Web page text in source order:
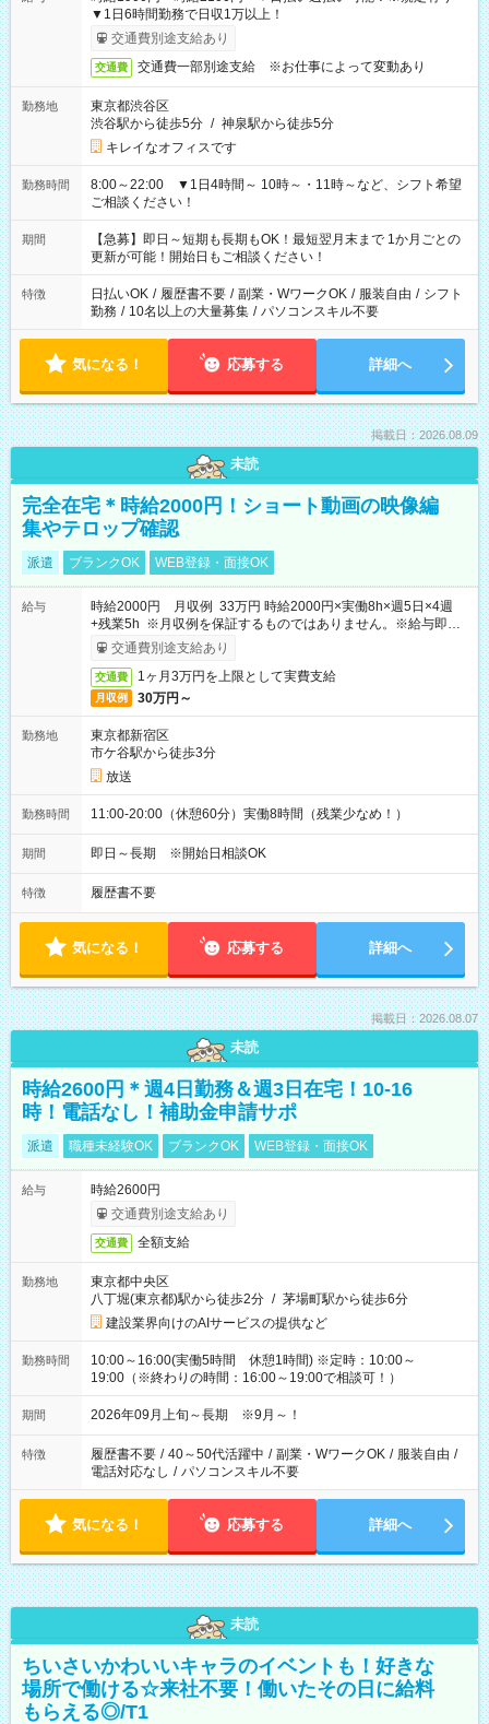
▼1日6時間勤務で日収1万以上！
交通費別途支給あり
交通費 交通費一部別途支給 ※お仕事によって変動あり
勤務地
東京都渋谷区
渋谷駅から徒歩5分 / 神泉駅から徒歩5分
キレイなオフィスです
勤務時間
8:00～22:00 ▼1日4時間～ 10時～・11時～など、シフト希望
ご相談ください！
期間
【急募】即日～短期も長期もOK！最短翌月末まで 1か月ごとの
更新が可能！開始日もご相談ください！
特徴 日払いOK / 履歴書不要 / 副業・WワークOK / 服装自由 / シフト
勤務 / 10名以上の大量募集 / パソコンスキル不要
気になる！ 応募する 詳細へ
掲載日：2026.08.09
未読
完全在宅＊時給2000円！ショート動画の映像編
集やテロップ確認
派遣 ブランクOK WEB登録・面接OK
給与
時給2000円 月収例 33万円 時給2000円×実働8h×週5日×4週
+残業5h ※月収例を保証するものではありません。※給与即受
取りサービス利用可（利用条件有）
交通費別途支給あり
交通費 1ヶ月3万円を上限として実費支給
月収例 30万円～
勤務地
東京都新宿区
市ケ谷駅から徒歩3分
放送
勤務時間 11:00-20:00（休憩60分）実働8時間（残業少なめ！）
期間 即日～長期 ※開始日相談OK
特徴 履歴書不要
気になる！ 応募する 詳細へ
掲載日：2026.08.07
未読
時給2600円＊週4日勤務＆週3日在宅！10-16
時！電話なし！補助金申請サポ
派遣 職種未経験OK ブランクOK WEB登録・面接OK
給与
時給2600円
交通費別途支給あり
交通費 全額支給
勤務地
東京都中央区
八丁堀(東京都)駅から徒歩2分 / 茅場町駅から徒歩6分
建設業界向けのAIサービスの提供など
勤務時間
10:00～16:00(実働5時間 休憩1時間) ※定時：10:00～
19:00（※終わりの時間：16:00～19:00で相談可！）
期間 2026年09月上旬～長期 ※9月～！
特徴 履歴書不要 / 40～50代活躍中 / 副業・WワークOK / 服装自由 /
電話対応なし / パソコンスキル不要
気になる！ 応募する 詳細へ
未読
ちいさいかわいいキャラのイベントも！好きな
場所で働ける☆来社不要！働いたその日に給料
もらえる◎/T1